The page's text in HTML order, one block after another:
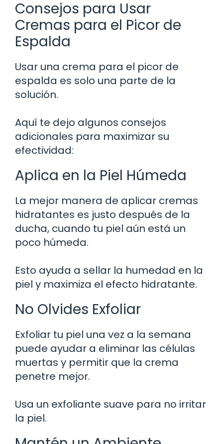
Consejos para Usar
Cremas para el Picor de
Espalda
Usar una crema para el picor de
espalda es solo una parte de la
solución.
Aquí te dejo algunos consejos
adicionales para maximizar su
efectividad:
Aplica en la Piel Húmeda
La mejor manera de aplicar cremas
hidratantes es justo después de la
ducha, cuando tu piel aún está un
poco húmeda.
Esto ayuda a sellar la humedad en la
piel y maximiza el efecto hidratante.
No Olvides Exfoliar
Exfoliar tu piel una vez a la semana
puede ayudar a eliminar las células
muertas y permitir que la crema
penetre mejor.
Usa un exfoliante suave para no irritar
la piel.